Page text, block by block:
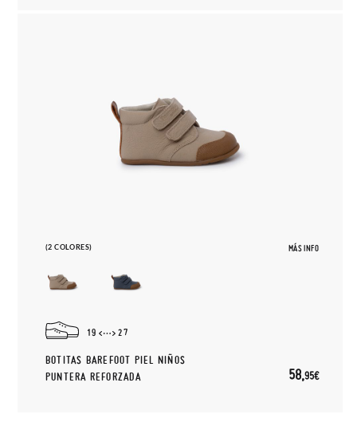
(2 COLORES) MÁS INFO
19 27
BOTITAS BAREFOOT PIEL NIÑOS
PUNTERA REFORZADA
58,95€